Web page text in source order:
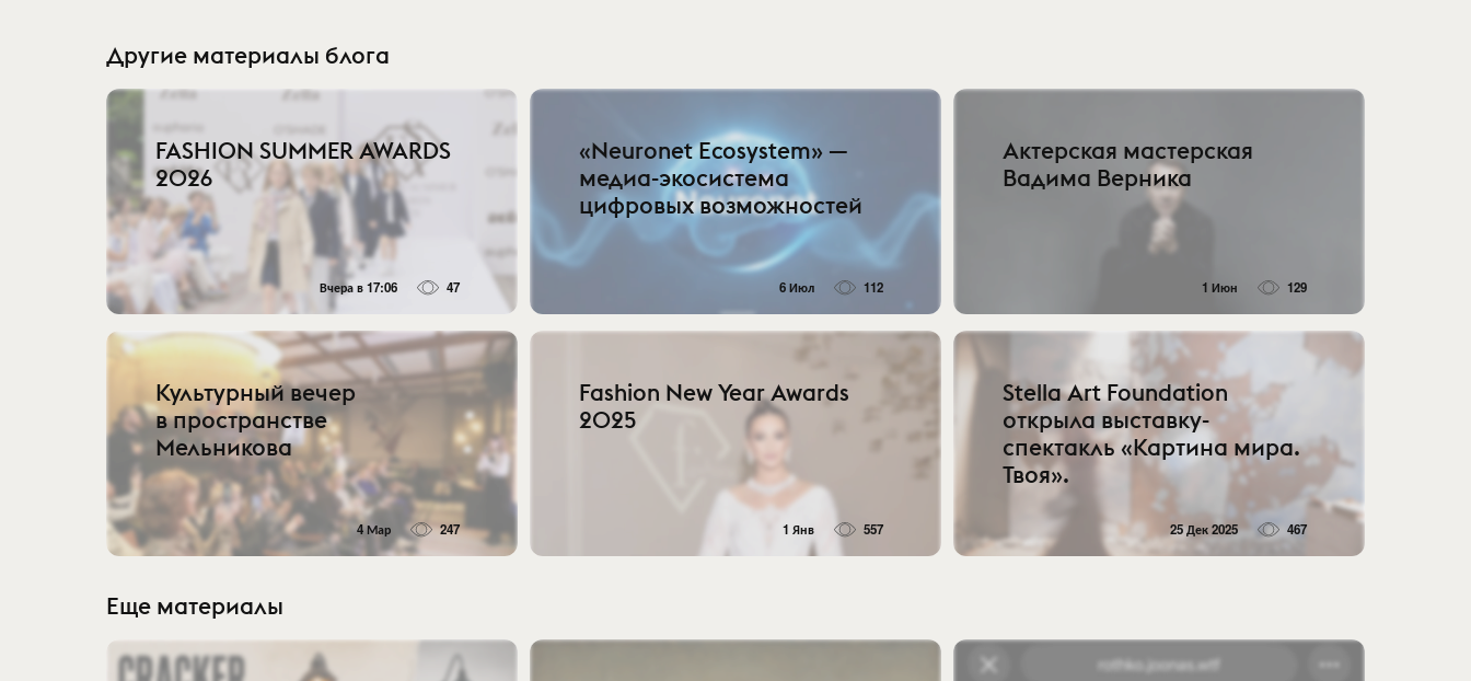
Другие материалы блога
FASHION SUMMER AWARDS
2026
Вчера в 17:06 47
«Neuronet Еcosystem» —
медиа-экосистема
цифровых возможностей
6 Июл 112
Актерская мастерская
Вадима Верника
1 Июн 129
Культурный вечер
в пространстве
Мельникова
4 Мар 247
Fashion New Year Awards
2025
1 Янв 557
Stella Art Foundation
открыла выставку-
спектакль «Картина мира.
Твоя».
25 Дек 2025 467
Еще материалы